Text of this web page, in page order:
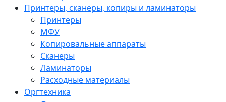
Принтеры, сканеры, копиры и ламинаторы
Принтеры
МФУ
Копировальные аппараты
Сканеры
Ламинаторы
Расходные материалы
Оргтехника